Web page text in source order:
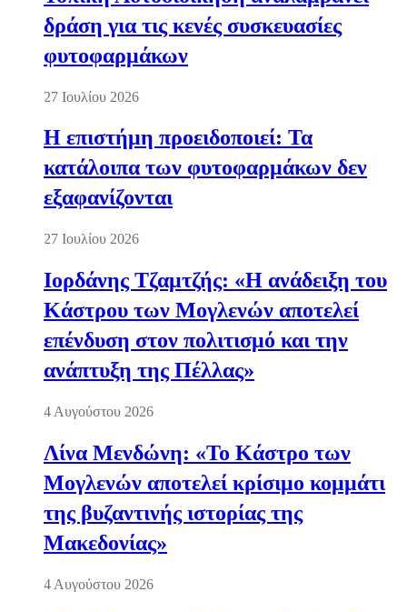
δράση για τις κενές συσκευασίες
φυτοφαρμάκων
27 Ιουλίου 2026
Η επιστήμη προειδοποιεί: Τα
κατάλοιπα των φυτοφαρμάκων δεν
εξαφανίζονται
27 Ιουλίου 2026
Ιορδάνης Τζαμτζής: «Η ανάδειξη του
Κάστρου των Μογλενών αποτελεί
επένδυση στον πολιτισμό και την
ανάπτυξη της Πέλλας»
4 Αυγούστου 2026
Λίνα Μενδώνη: «Το Κάστρο των
Μογλενών αποτελεί κρίσιμο κομμάτι
της βυζαντινής ιστορίας της
Μακεδονίας»
4 Αυγούστου 2026